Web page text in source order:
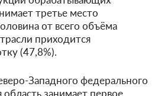
третье место
от всего объёма
приходится
(47,8%).
Западного федерального